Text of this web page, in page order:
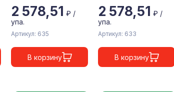
2 578,51 ₽ /
упа.
Артикул: 635
В корзину
2 578,51 ₽ /
упа.
Артикул: 633
В корзину